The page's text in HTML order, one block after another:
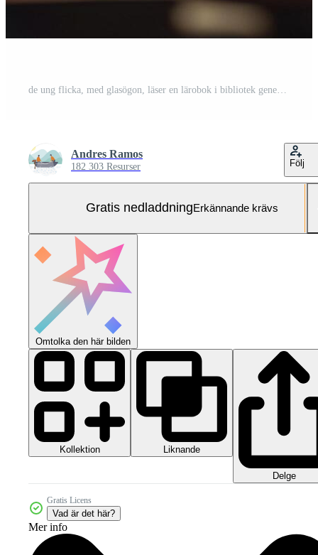
Andres Ramos
182 303 Resurser Följ
Gratis nedladdningErkännande krävs
Omtolka den här bilden
Kollektion Liknande
Delge
Gratis Licens
Vad är det här?
Mer info